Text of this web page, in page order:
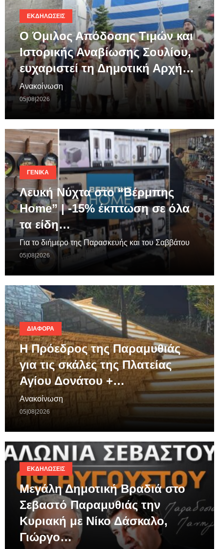
ΕΚΔΗΛΏΣΕΙΣ
Ο Όμιλος Απόδοσης Τιμών και
Ιστορικής Αναβίωσης Σουλίου,
ευχαριστεί τη Δημοτική Αρχή…
Ανακοίνωση
05|08|2026
ΓΕΝΙΚΆ
Λευκή Νύχτα στο “Βέρμπης
Home” | -15% έκπτωση σε όλα
τα είδη…
Για το διήμερο της Παρασκευής και του Σαββάτου
05|08|2026
ΔΙΆΦΟΡΑ
Η Πρόεδρος της Παραμυθιάς
για τις σκάλες της Πλατείας
Αγίου Δονάτου +…
Ανακοίνωση
05|08|2026
ΕΚΔΗΛΏΣΕΙΣ
Μεγάλη Δημοτική Βραδιά στο
Σεβαστό Παραμυθιάς την
Κυριακή με Νίκο Δάσκαλο,
Γιώργο…